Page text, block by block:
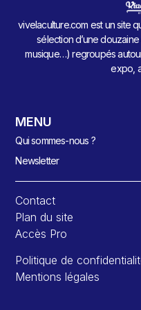
vivelaculture.com est un site
sélection d’une
musique…) regroupés
expo,
MENU
Qui sommes-nous ?
Newsletter
Contact
Plan du site
Accès Pro
Politique de
Mentions légales